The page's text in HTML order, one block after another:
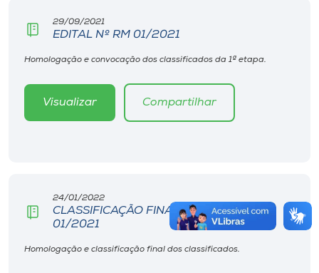
29/09/2021
EDITAL Nº RM 01/2021
Homologação e convocação dos classificados da 1ª etapa.
Visualizar Compartilhar
24/01/2022
CLASSIFICAÇÃO FINAL - EDITAL Nº RM
01/2021
Homologação e classificação final dos classificados.